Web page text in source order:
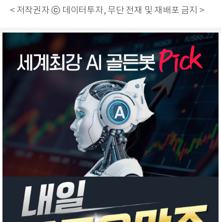
< 저작권자 ⓒ 데이터투자, 무단 전재 및 재배포 금지 >